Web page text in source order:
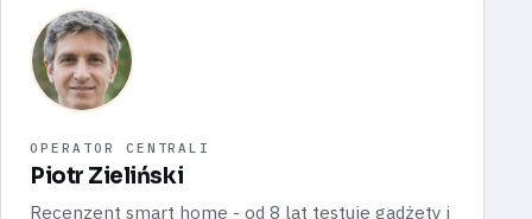
OPERATOR CENTRALI
Piotr Zieliński
Recenzent smart home - od 8 lat testuje gadżety i